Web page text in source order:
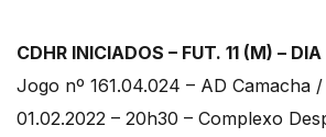
CDHR INICIADOS – FUT. 11 (M) –
Jogo nº 161.04.024 – AD Camacha
01.02.2022 – 20h30 – Complexo